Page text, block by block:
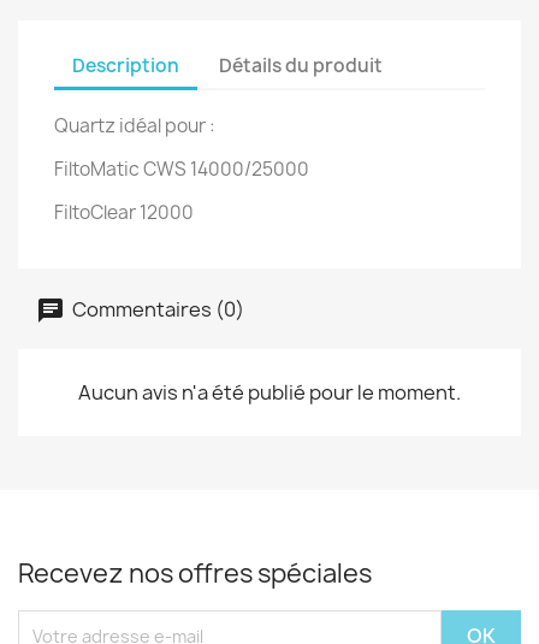
Description Détails du produit
Quartz idéal pour :
FiltoMatic CWS 14000/25000
FiltoClear 12000
Commentaires (0)
Aucun avis n'a été publié pour le moment.
Recevez nos offres spéciales